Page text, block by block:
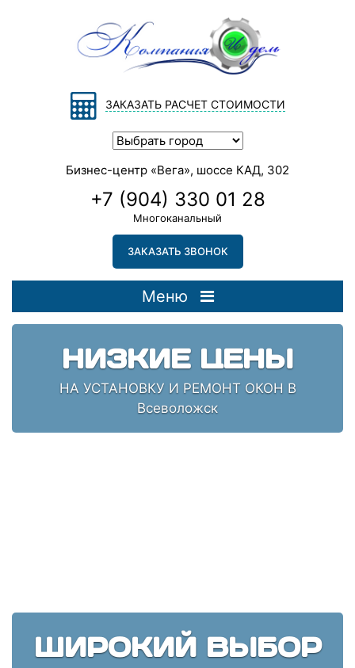
ЗАКАЗАТЬ РАСЧЕТ СТОИМОСТИ
Бизнес-центр «Вега», шоссе КАД, 302
+7 (904) 330 01 28
Многоканальный
ЗАКАЗАТЬ ЗВОНОК
Меню
НИЗКИЕ ЦЕНЫ
НА УСТАНОВКУ И РЕМОНТ ОКОН В
Всеволожск
ШИРОКИЙ ВЫБОР